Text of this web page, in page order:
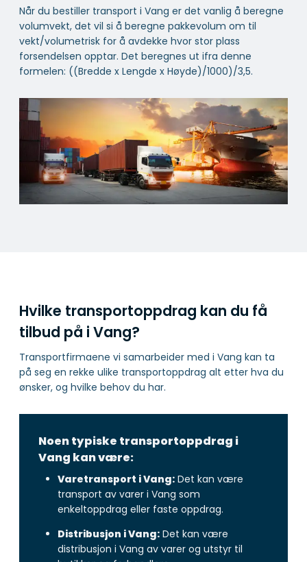
Når du bestiller transport i Vang er det vanlig å beregne
volumvekt, det vil si å beregne pakkevolum om til
vekt/volumetrisk for å avdekke hvor stor plass
forsendelsen opptar. Det beregnes ut ifra denne
formelen: ((Bredde x Lengde x Høyde)/1000)/3,5.
Hvilke transportoppdrag kan du få
tilbud på i Vang?
Transportfirmaene vi samarbeider med i Vang kan ta
på seg en rekke ulike transportoppdrag alt etter hva du
ønsker, og hvilke behov du har.
Noen typiske transportoppdrag i
Vang kan være:
Varetransport i Vang: Det kan være
transport av varer i Vang som
enkeltoppdrag eller faste oppdrag.
Distribusjon i Vang: Det kan være
distribusjon i Vang av varer og utstyr til